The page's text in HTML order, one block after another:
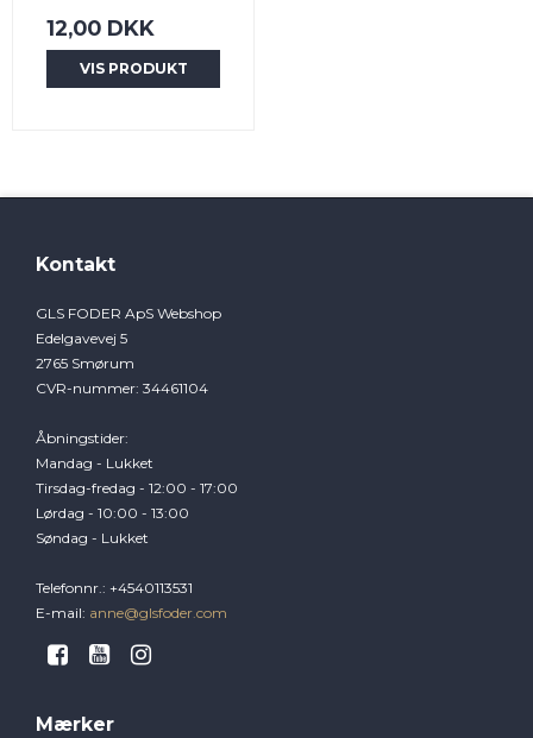
12,00 DKK
VIS PRODUKT
Kontakt
GLS FODER ApS Webshop
Edelgavevej 5
2765 Smørum
CVR-nummer: 34461104
Åbningstider:
Mandag - Lukket
Tirsdag-fredag - 12:00 - 17:00
Lørdag - 10:00 - 13:00
Søndag - Lukket
Telefonnr.: +4540113531
E-mail: anne@glsfoder.com
Mærker